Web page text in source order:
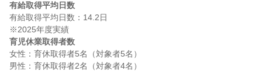
有給取得平均日数
有給取得平均日数：14.2日
育児休業取得者数
女性：育休取得者5名（対象者5名）
男性：育休取得者2名（対象者4名）